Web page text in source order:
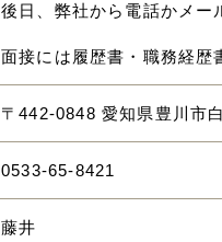
後日、弊社から電話かメー
面接には履歴書・職務経歴
〒442-0848 愛知県豊川市
0533-65-8421
藤井